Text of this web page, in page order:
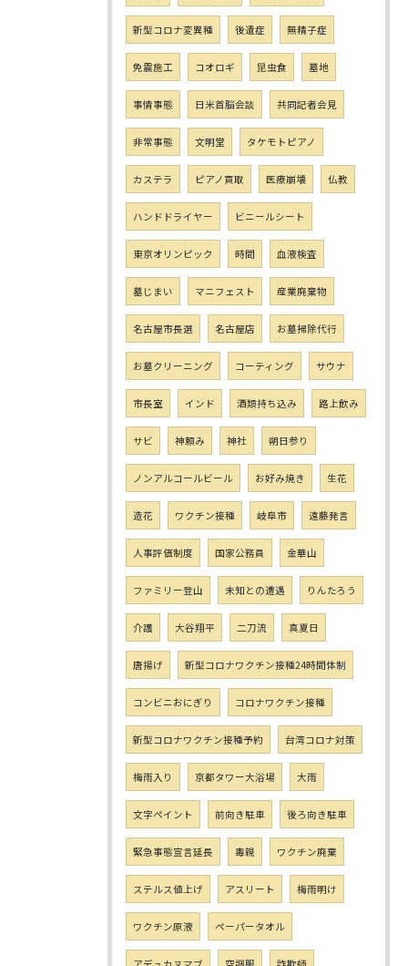
新型コロナ変異種 後遺症 無精子症
免震施工 コオロギ 昆虫食 墓地
事情事態 日米首脳会談 共同記者会見
非常事態 文明堂 タケモトピアノ
カステラ ピアノ買取 医療崩壊 仏教
ハンドドライヤー ビニールシート
東京オリンピック 時間 血液検査
墓じまい マニフェスト 産業廃棄物
名古屋市長選 名古屋店 お墓掃除代行
お墓クリーニング コーティング サウナ
市長室 インド 酒類持ち込み 路上飲み
サビ 神頼み 神社 朔日参り
ノンアルコールビール お好み焼き 生花
造花 ワクチン接種 岐阜市 遠藤発言
人事評価制度 国家公務員 金華山
ファミリー登山 未知との遭遇 りんたろう
介護 大谷翔平 二刀流 真夏日
唐揚げ 新型コロナワクチン接種24時間体制
コンビニおにぎり コロナワクチン接種
新型コロナワクチン接種予約 台湾コロナ対策
梅雨入り 京都タワー大浴場 大雨
文字ペイント 前向き駐車 後ろ向き駐車
緊急事態宣言延長 毒親 ワクチン廃棄
ステルス値上げ アスリート 梅雨明け
ワクチン原液 ペーパータオル